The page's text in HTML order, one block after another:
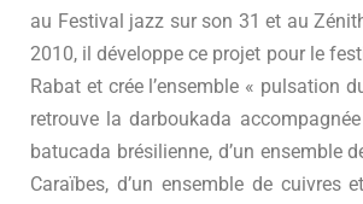
au Festival jazz sur son 31 et au
2010, il développe ce projet pour le
Rabat et crée l’ensemble « pulsation
retrouve la darboukada
batucada brésilienne, d’un ensemble
Caraïbes, d’un ensemble de cuivres